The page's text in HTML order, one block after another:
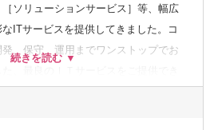
ソリューションサービス］等、幅広
ITサービスを提供してきました。コ
、保守、運用までワンストップでお